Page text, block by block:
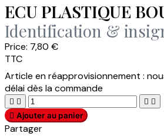
ECU PLASTIQUE
Identification &
Price: 7,80 €
TTC
Article en réapprovisionnement :
délai dès la commande
   
 Ajouter au panier
Partager